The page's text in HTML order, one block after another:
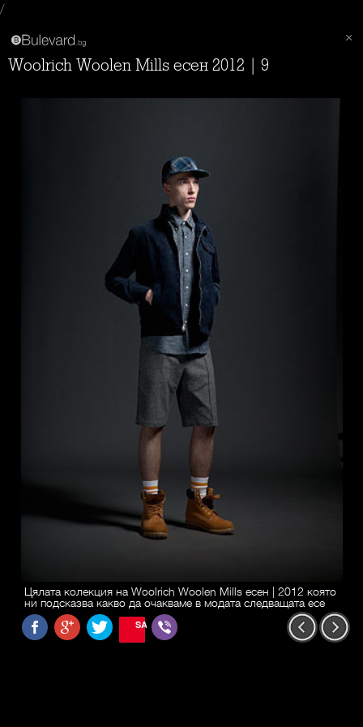
/
Woolrich Woolen Mills есен 2012 | 9
Цялата колекция на Woolrich Woolen Mills есен | 2012 която
ни подсказва какво да очакваме в модата следващата есе
SAVE